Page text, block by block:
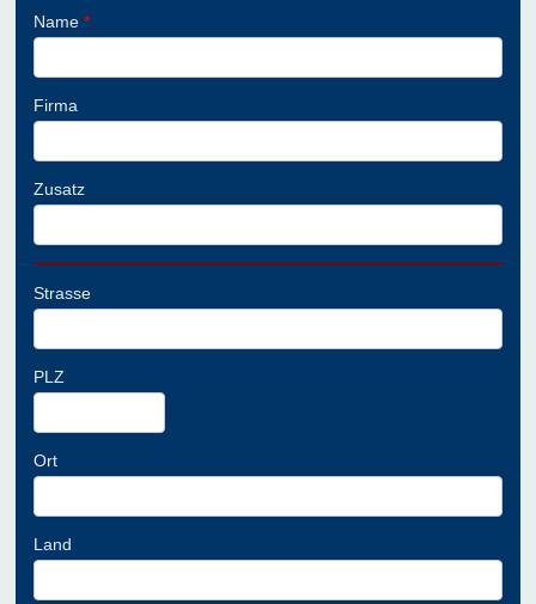
Name*
Firma
Zusatz
Strasse
PLZ
Ort
Land